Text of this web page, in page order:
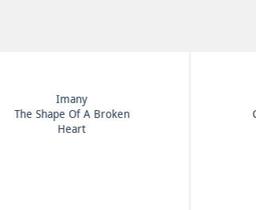
Billie Eilish
Glastonbury 24th June